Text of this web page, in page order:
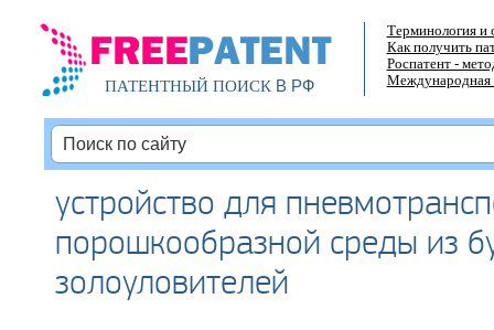
ПАТЕНТНЫЙ ПОИСКВ РФ
Терминология и
Как получить
Роспатент -
Международная
устройство для
порошкообразной среды из
золоуловителей